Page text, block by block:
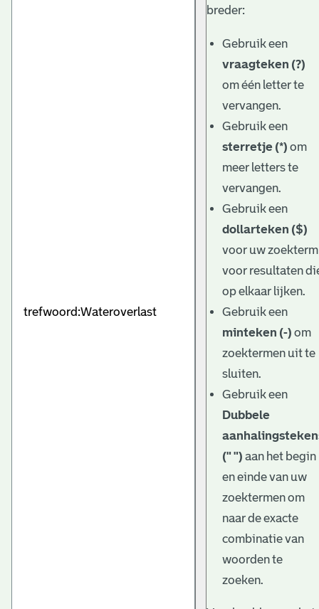
breder:
Gebruik een
vraagteken (?)
om één letter te
vervangen.
Gebruik een
sterretje (*) om
meer letters te
vervangen.
Gebruik een
dollarteken ($)
voor uw zoekterm
voor resultaten
op elkaar lijken.
Gebruik een
minteken (-) om
zoektermen uit te
sluiten.
Gebruik een
Dubbele
(" ") aan het begin
en einde van uw
zoektermen om
naar de exacte
combinatie van
woorden te
zoeken.